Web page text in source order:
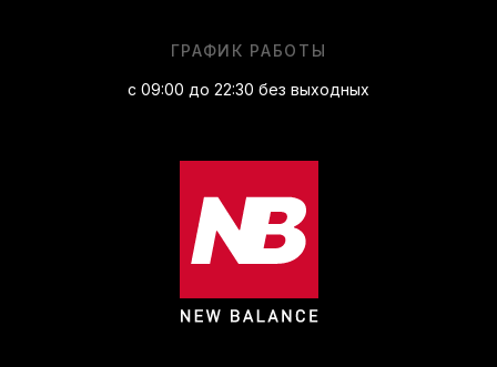
ГРАФИК РАБОТЫ
с 09:00 до 22:30 без выходных